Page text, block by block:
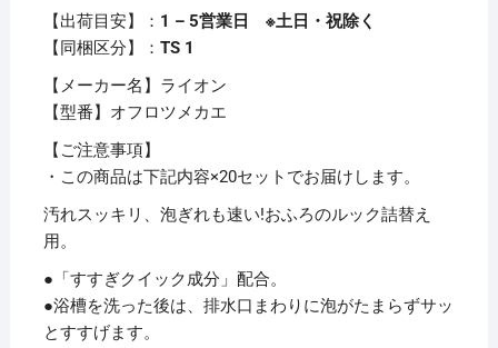
個
【×20
ッ
ト】
個
【出荷目安】： 1 – 5営業日 ※土日・祝除く
【同梱区分】： TS 1
【メーカー名】ライオン
【型番】オフロツメカエ
【ご注意事項】
・この商品は下記内容×20セットでお届けします。
汚れスッキリ、泡ぎれも速い!おふろのルック詰替え
用。
●「すすぎクイック成分」配合。
●浴槽を洗った後は、排水口まわりに泡がたまらずサッ
とすすげます。